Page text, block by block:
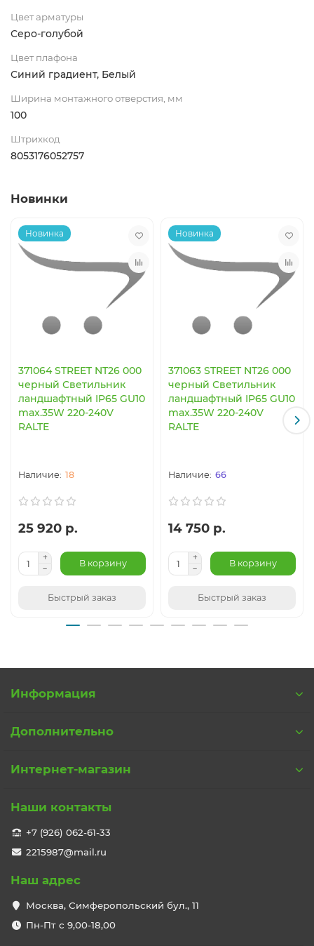
Цвет арматуры
Серо-голубой
Цвет плафона
Синий градиент, Белый
Ширина монтажного отверстия, мм
100
Штрихкод
8053176052757
Новинки
Новинка
371064 STREET NT26 000
черный Светильник
ландшафтный IP65 GU10
max.35W 220-240V
RALTE
18
25 920 р.
В корзину
Быстрый заказ
Новинка
371063 STREET NT26 000
черный Светильник
ландшафтный IP65 GU10
max.35W 220-240V
RALTE
66
14 750 р.
В корзину
Быстрый заказ
Информация
Дополнительно
Интернет-магазин
Наши контакты
+7 (926) 062-61-33
2215987@mail.ru
Наш адрес
Москва, Симферопольский бул., 11
Пн-Пт с 9,00-18,00